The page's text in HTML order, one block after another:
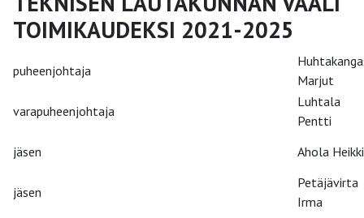
TOIMIKAUDEKSI 2021-2025
puheenjohtaja
Marjut
varapuheenjohtaja
Luhtala
Pentti
jäsen
Ahola Heikki
jäsen
Petäjävirta
Irma